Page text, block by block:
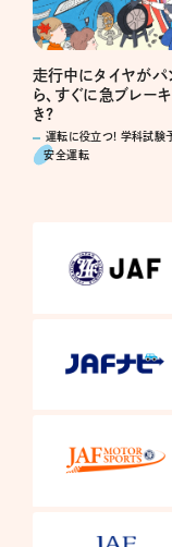
走行中にタイヤがパ
ら、すぐに急ブレー
き?
運転に役立つ! 学科試験
安全運転